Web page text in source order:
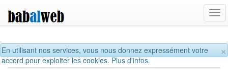
×
En utilisant nos services, vous nous donnez expressément votre
accord pour exploiter les cookies.Plus d'infos.